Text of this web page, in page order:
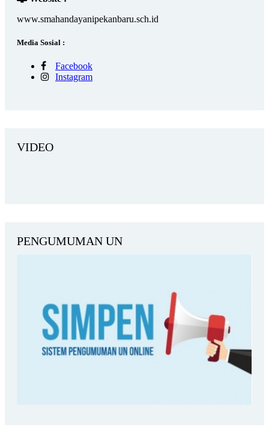
www.smahandayanipekanbaru.sch.id
Media Sosial :
Facebook
Instagram
VIDEO
PENGUMUMAN UN